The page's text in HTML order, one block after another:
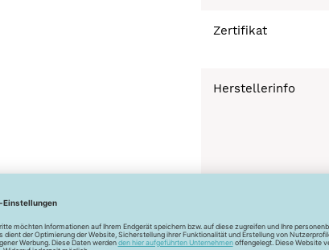
Zertifikat
Herstellerinfo